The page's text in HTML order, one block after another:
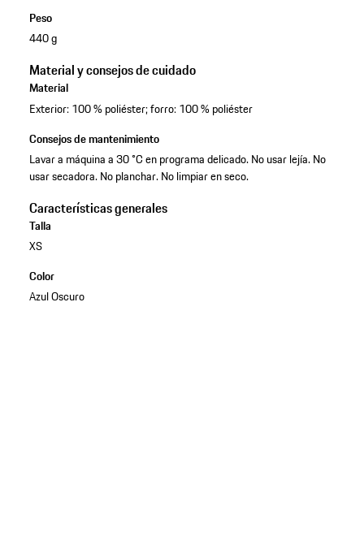
Peso
440 g
Material y consejos de cuidado
Material
Exterior: 100 % poliéster; forro: 100 % poliéster
Consejos de mantenimiento
Lavar a máquina a 30 °C en programa delicado. No usar lejía. No
usar secadora. No planchar. No limpiar en seco.
Características generales
Talla
XS
Color
Azul Oscuro